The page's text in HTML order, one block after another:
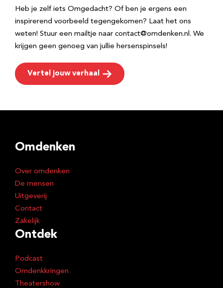
Heb je zelf iets Omgedacht? Of ben je ergens een
inspirerend voorbeeld tegengekomen? Laat het ons
weten! Stuur een mailtje naar contact@omdenken.nl. We
krijgen geen genoeg van jullie hersenspinsels!
Vertel jouw verhaal
Omdenken
Over omdenken
De mensen
Uitgeverij
Contact
Zakelijk
Ontdek
Podcast
Omdenkkringen
Theatershow